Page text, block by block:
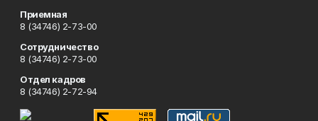
Приемная
8 (34746) 2-73-00
Сотрудничество
8 (34746) 2-73-00
Отдел кадров
8 (34746) 2-72-94